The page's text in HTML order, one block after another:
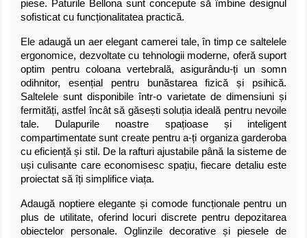
piese. Paturile Bellona sunt concepute să îmbine designul
sofisticat cu funcționalitatea practică.
Ele adaugă un aer elegant camerei tale, în timp ce saltelele
ergonomice, dezvoltate cu tehnologii moderne, oferă suport
optim pentru coloana vertebrală, asigurându-ți un somn
odihnitor, esențial pentru bunăstarea fizică și psihică.
Saltelele sunt disponibile într-o varietate de dimensiuni și
fermități, astfel încât să găsești soluția ideală pentru nevoile
tale. Dulapurile noastre spațioase și inteligent
compartimentate sunt create pentru a-ți organiza garderoba
cu eficiență și stil. De la rafturi ajustabile până la sisteme de
uși culisante care economisesc spațiu, fiecare detaliu este
proiectat să îți simplifice viața.
Adaugă noptiere elegante și comode funcționale pentru un
plus de utilitate, oferind locuri discrete pentru depozitarea
obiectelor personale. Oglinzile decorative și piesele de